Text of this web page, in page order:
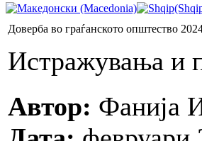
Доверба во граѓанското општество
Истражувања и
Автор: Фанија